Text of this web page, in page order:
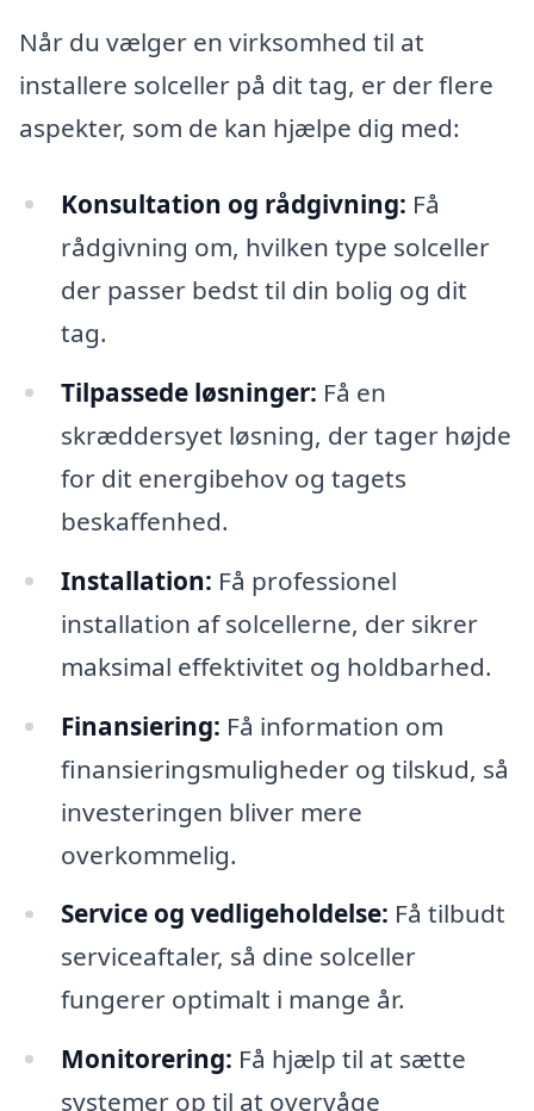
Når du vælger en virksomhed til at
installere solceller på dit tag, er der flere
aspekter, som de kan hjælpe dig med:
Konsultation og rådgivning: Få
rådgivning om, hvilken type solceller
der passer bedst til din bolig og dit
tag.
Tilpassede løsninger: Få en
skræddersyet løsning, der tager højde
for dit energibehov og tagets
beskaffenhed.
Installation: Få professionel
installation af solcellerne, der sikrer
maksimal effektivitet og holdbarhed.
Finansiering: Få information om
finansieringsmuligheder og tilskud, så
investeringen bliver mere
overkommelig.
Service og vedligeholdelse: Få tilbudt
serviceaftaler, så dine solceller
fungerer optimalt i mange år.
Monitorering: Få hjælp til at sætte
systemer op til at overvåge